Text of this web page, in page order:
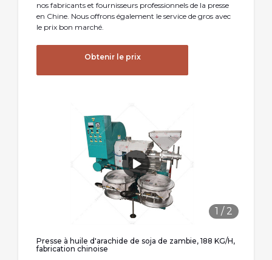
nos fabricants et fournisseurs professionnels de la presse
en Chine. Nous offrons également le service de gros avec
le prix bon marché.
Obtenir le prix
1 / 2
Presse à huile d'arachide de soja de zambie, 188 KG/H,
fabrication chinoise